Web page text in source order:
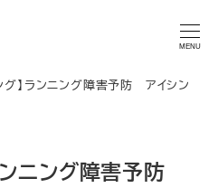
MENU
ン★ 特別限定価格 3,300円 → ご
グ】ランニング障害予防 アイシン
ンニング障害予防